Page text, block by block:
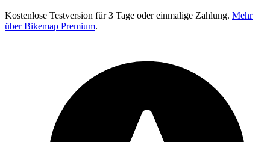
Kostenlose Testversion für 3 Tage oder einmalige Zahlung. Mehr
über Bikemap Premium.